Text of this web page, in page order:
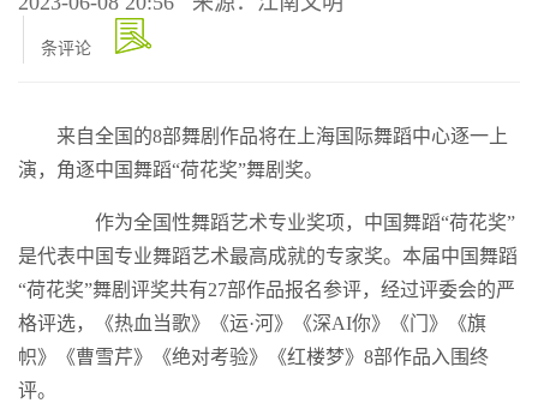
条评论
来自全国的8部舞剧作品将在上海国际舞蹈中心逐一上
演，角逐中国舞蹈“荷花奖”舞剧奖。
作为全国性舞蹈艺术专业奖项，中国舞蹈“荷花奖”
是代表中国专业舞蹈艺术最高成就的专家奖。本届中国舞蹈
“荷花奖”舞剧评奖共有27部作品报名参评，经过评委会的严
格评选，《热血当歌》《运·河》《深AI你》《门》《旗
帜》《曹雪芹》《绝对考验》《红楼梦》8部作品入围终
评。